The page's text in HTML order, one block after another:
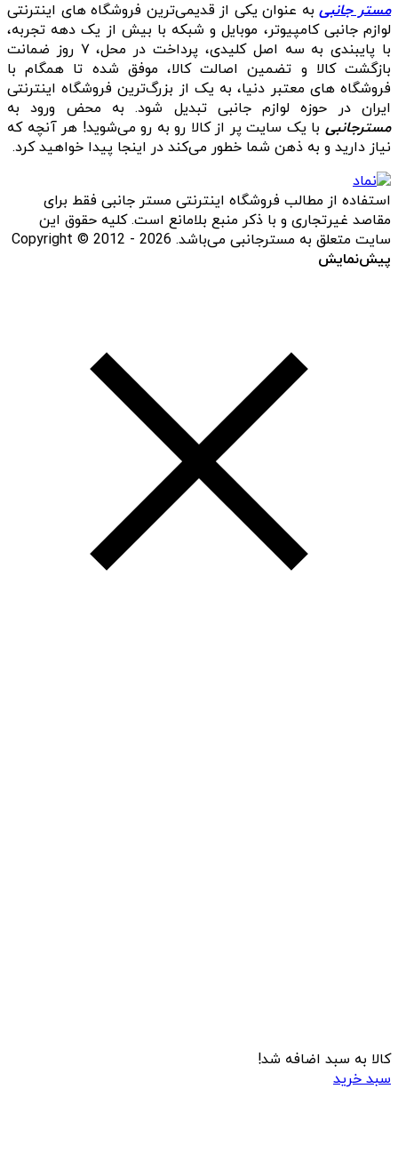
مستر جانبیبه عنوان یکی از قدیمی‌ترین فروشگاه های اینترنتی
لوازم جانبی کامپیوتر، موبایل و شبکه با بیش از یک دهه تجربه،
با پایبندی به سه اصل کلیدی، پرداخت در محل، ۷ روز ضمانت
بازگشت کالا و تضمین اصالت کالا، موفق شده تا همگام با
فروشگاه‌ های معتبر دنیا، به یک از بزرگ‌ترین فروشگاه اینترنتی
ایران در حوزه لوازم جانبی تبدیل شود. به محض ورود به
مسترجانبی با یک سایت پر از کالا رو به رو می‌شوید! هر آنچه که
نیاز دارید و به ذهن شما خطور می‌کند در اینجا پیدا خواهید کرد.
استفاده از مطالب فروشگاه اینترنتی مستر جانبی فقط برای
مقاصد غیرتجاری و با ذکر منبع بلامانع است. کلیه حقوق این
سایت متعلق به مسترجانبی می‌باشد. Copyright © 2012 - 2026
پیش‌نمایش
کالا به سبد اضافه شد!
سبد خرید